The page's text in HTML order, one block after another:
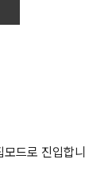
드로 진입합니